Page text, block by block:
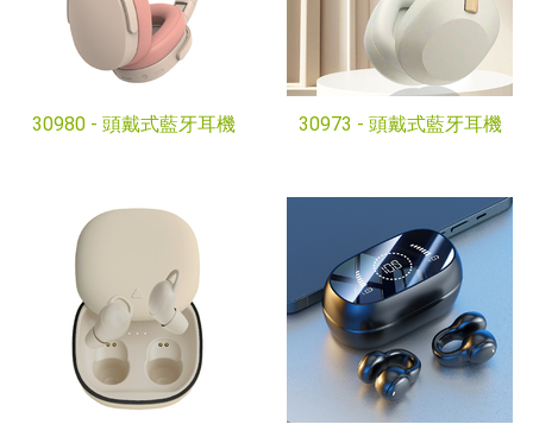
30980 - 頭戴式藍牙耳機 30973 - 頭戴式藍牙耳機